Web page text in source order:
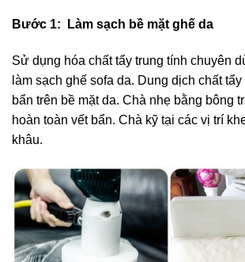
Bước 1: Làm sạch bề mặt ghế da
Sử dụng hóa chất tẩy trung tính chuyên
làm sạch ghế sofa da. Dung dịch chất
bẩn trên bề mặt da. Chà nhẹ bằng bông
hoàn toàn vết bẩn. Chà kỹ tại các vị trí
khâu.